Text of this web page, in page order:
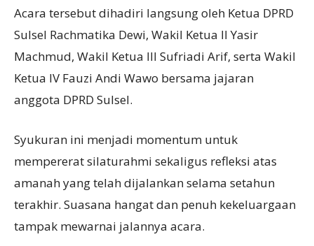
Acara tersebut dihadiri langsung oleh Ketua DPRD
Sulsel Rachmatika Dewi, Wakil Ketua II Yasir
Machmud, Wakil Ketua III Sufriadi Arif, serta Wakil
Ketua IV Fauzi Andi Wawo bersama jajaran
anggota DPRD Sulsel.
Syukuran ini menjadi momentum untuk
mempererat silaturahmi sekaligus refleksi atas
amanah yang telah dijalankan selama setahun
terakhir. Suasana hangat dan penuh kekeluargaan
tampak mewarnai jalannya acara.